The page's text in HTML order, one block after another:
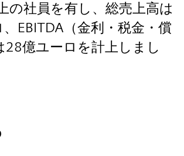
の社員を有し、総売上高は
EBITDA（金利・税金・償
28億ユーロを計上しまし